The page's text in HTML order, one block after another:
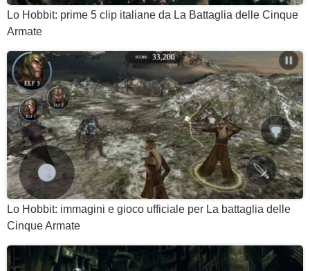
Lo Hobbit: prime 5 clip italiane da La Battaglia delle Cinque
Armate
Lo Hobbit: immagini e gioco ufficiale per La battaglia delle
Cinque Armate